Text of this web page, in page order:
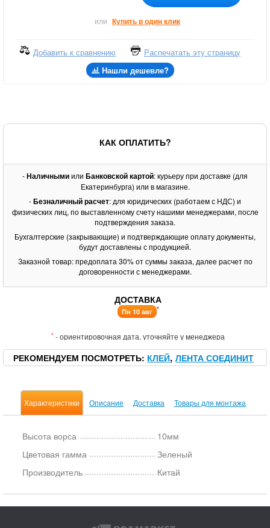
или Купить в один клик
Добавить к сравнению
Распечатать эту страницу
Нашли дешевле?
КАК ОПЛАТИТЬ?
-Наличнымиили Банковской картой: курьеру при доставке (для
Екатеринбурга) или в магазине.
-Безналичный расчет: для юридических (работаем с НДС) и
физических лиц, по выставленному счету нашими менеджерами, после
подтверждения заказа.
Бухгалтерские (закрывающие) и подтверждающие оплату документы,
будут доставлены с продукцией.
Заказной товар: предоплата 30% от суммы заказа, далее расчет по
договоренности с менеджерами.
ДОСТАВКА
Пн 10 авг *
* - ориентировочная дата, уточняйте у менеджера
РЕКОМЕНДУЕМ ПОСМОТРЕТЬ КЛЕЙ ЛЕНТА СОЕДИНИТ
Характеристики Описание Доставка Товары для монтажа
Высота ворса
10мм
Цветовая гамма
Зеленый
Производитель
Китай